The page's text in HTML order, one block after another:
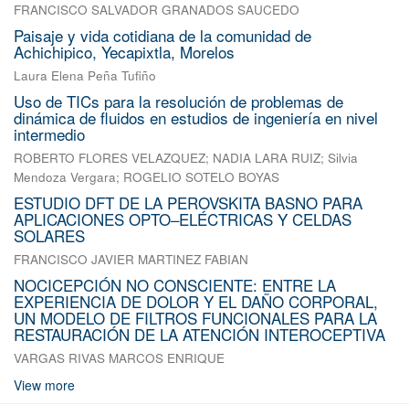
FRANCISCO SALVADOR GRANADOS SAUCEDO
Paisaje y vida cotidiana de la comunidad de
Achichipico, Yecapixtla, Morelos
Laura Elena Peña Tufiño
Uso de TICs para la resolución de problemas de
dinámica de fluidos en estudios de ingeniería en nivel
intermedio
ROBERTO FLORES VELAZQUEZ; NADIA LARA RUIZ; Silvia
Mendoza Vergara; ROGELIO SOTELO BOYAS
ESTUDIO DFT DE LA PEROVSKITA BASNO PARA
APLICACIONES OPTO–ELÉCTRICAS Y CELDAS
SOLARES
FRANCISCO JAVIER MARTINEZ FABIAN
NOCICEPCIÓN NO CONSCIENTE: ENTRE LA
EXPERIENCIA DE DOLOR Y EL DAÑO CORPORAL,
UN MODELO DE FILTROS FUNCIONALES PARA LA
RESTAURACIÓN DE LA ATENCIÓN INTEROCEPTIVA
VARGAS RIVAS MARCOS ENRIQUE
View more